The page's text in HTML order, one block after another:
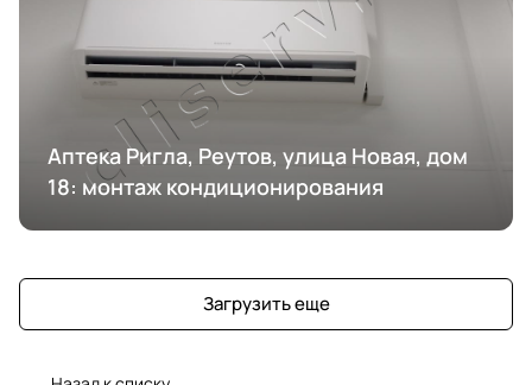
Аптека Ригла, Реутов, улица Новая, дом
18: монтаж кондиционирования
Загрузить еще